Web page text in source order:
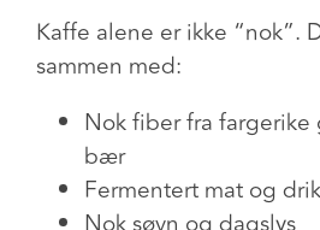
Kaffe alene er ikke “nok”.
sammen med:
Nok fiber fra fargerike
bær
Fermentert mat og